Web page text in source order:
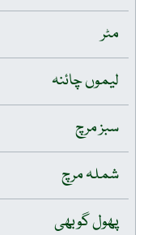
مٹر
لیموں چائنہ
سبز مرچ
شملہ مرچ
پھول گوبھی